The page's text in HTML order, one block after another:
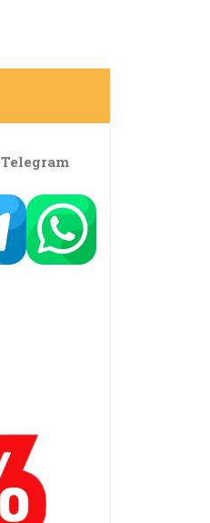
Telegram